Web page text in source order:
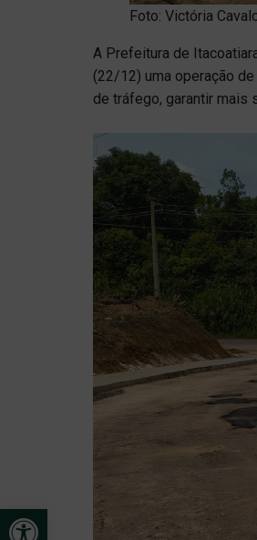
Open toolbar
Foto: Victória
A Prefeitura de
(22/12) uma operação
de tráfego, garantir mais